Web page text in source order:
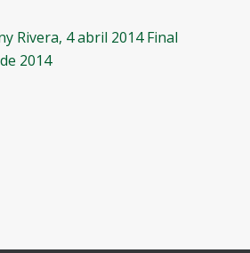
Rivera, 4 abril 2014 Final
2014